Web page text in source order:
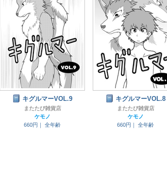
キグルマーVOL.9
またたび雑貨店
ケモノ
660円｜
全年齢
キグルマーVOL.8
またたび雑貨店
ケモノ
660円｜
全年齢